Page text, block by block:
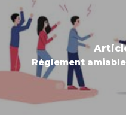
Règlement